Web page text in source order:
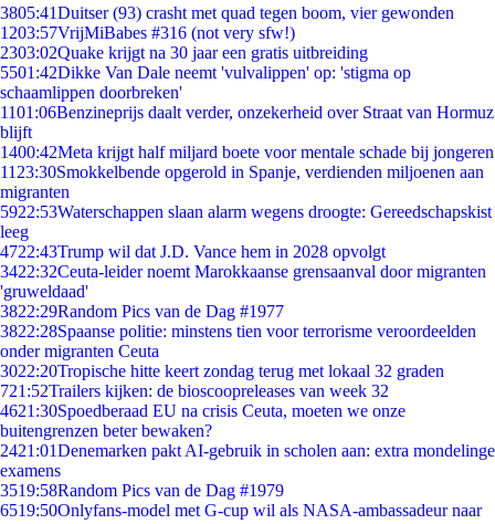
3805:41Duitser (93) crasht met quad tegen boom, vier gewonden
1203:57VrijMiBabes #316 (not very sfw!)
2303:02Quake krijgt na 30 jaar een gratis uitbreiding
5501:42Dikke Van Dale neemt 'vulvalippen' op: 'stigma op
schaamlippen doorbreken'
1101:06Benzineprijs daalt verder, onzekerheid over Straat van Hormuz
blijft
1400:42Meta krijgt half miljard boete voor mentale schade bij jongeren
11 23:30Smokkelbende opgerold in Spanje, verdienden miljoenen aan
migranten
5922:53Waterschappen slaan alarm wegens droogte: Gereedschapskist
leeg
4722:43Trump wil dat J.D. Vance hem in 2028 opvolgt
3422:32Ceuta-leider noemt Marokkaanse grensaanval door migranten
'gruweldaad'
3822:29Random Pics van de Dag #1977
3822:28Spaanse politie: minstens tien voor terrorisme veroordeelden
onder migranten Ceuta
3022:20Tropische hitte keert zondag terug met lokaal 32 graden
721:52Trailers kijken: de bioscoopreleases van week 32
4621:30Spoedberaad EU na crisis Ceuta, moeten we onze
buitengrenzen beter bewaken?
2421:01Denemarken pakt AI-gebruik in scholen aan: extra mondelinge
examens
3519:58Random Pics van de Dag #1979
6519:50Onlyfans-model met G-cup wil als NASA-ambassadeur naar